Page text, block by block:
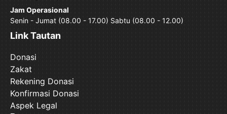
Jam Operasional
Senin - Jumat (08.00 - 17.00) Sabtu (08.00 - 12.00)
Link Tautan
Donasi
Zakat
Rekening Donasi
Konfirmasi Donasi
Aspek Legal